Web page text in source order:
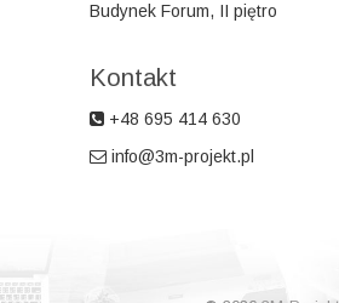
Budynek Forum, II piętro
Kontakt
+48 695 414 630
info@3m-projekt.pl